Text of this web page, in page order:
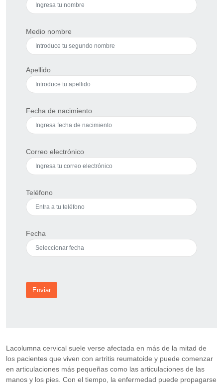
Medio nombre
Apellido
Fecha de nacimiento
Correo electrónico
Teléfono
Fecha
Enviar
Lacolumna cervical suele verse afectada en más de la mitad de
los pacientes que viven con artritis reumatoide y puede comenzar
en articulaciones más pequeñas como las articulaciones de las
manos y los pies. Con el tiempo, la enfermedad puede propagarse